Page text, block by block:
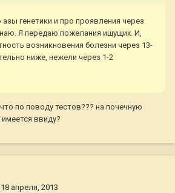
азы генетики и про проявления через
Я передаю пожелания ищущих. И,
возникновения болезни через 13-
ниже, нежели через 1-2
по поводу тестов??? на почечную
ввиду?
18 апреля, 2013